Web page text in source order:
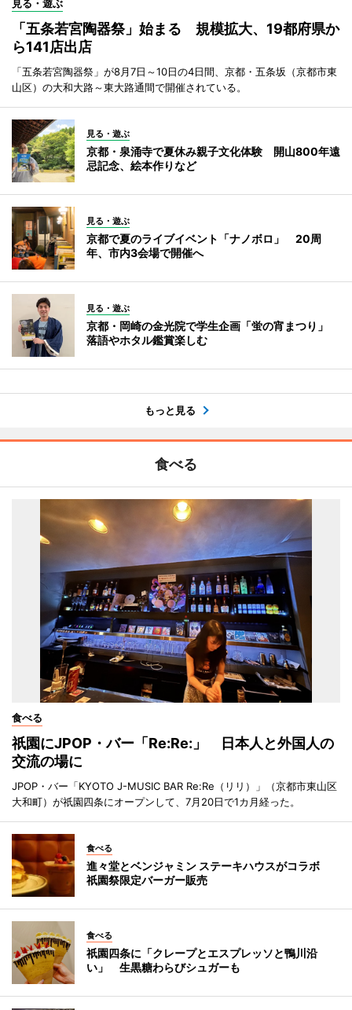
見る・遊ぶ
「五条若宮陶器祭」始まる 規模拡大、19都府県か
ら141店出店
「五条若宮陶器祭」が8月7日～10日の4日間、京都・五条坂（京都市東
山区）の大和大路～東大路通間で開催されている。
見る・遊ぶ
京都・泉涌寺で夏休み親子文化体験 開山800年遠
忌記念、絵本作りなど
見る・遊ぶ
京都で夏のライブイベント「ナノボロ」 20周
年、市内3会場で開催へ
見る・遊ぶ
京都・岡崎の金光院で学生企画「蛍の宵まつり」
落語やホタル鑑賞楽しむ
もっと見る
食べる
食べる
祇園にJPOP・バー「Re:Re:」 日本人と外国人の
交流の場に
JPOP・バー「KYOTO J-MUSIC BAR Re:Re（リリ）」（京都市東山区
大和町）が祇園四条にオープンして、7月20日で1カ月経った。
食べる
進々堂とベンジャミン ステーキハウスがコラボ
祇園祭限定バーガー販売
食べる
祇園四条に「クレープとエスプレッソと鴨川沿
い」 生黒糖わらびシュガーも